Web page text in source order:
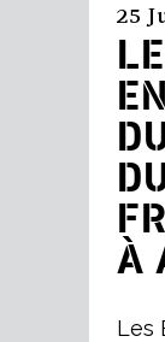
25
À
Les